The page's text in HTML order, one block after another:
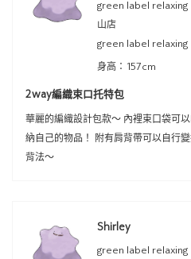
green label
山店
green label relaxing
身高：157cm
2way編織束口托特包
華麗的編織設計包款～ 內裡束口袋可
納自己的物品！ 附有肩背帶可以自行
背法～
Shirley
green label